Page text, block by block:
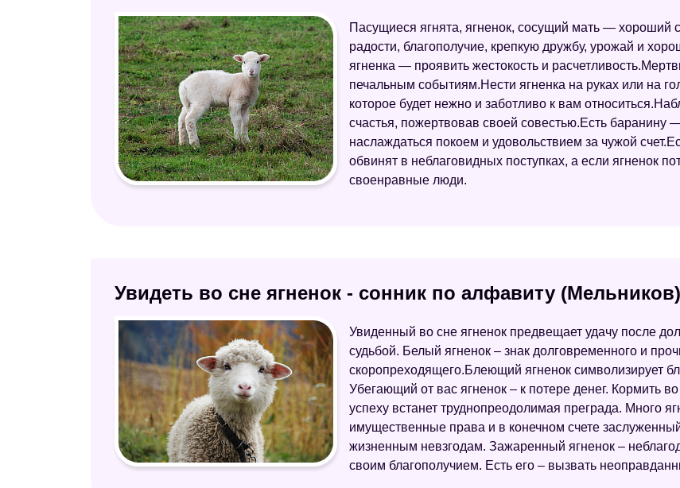
Пасущиеся ягнята, ягненок, сосущий мать — хороший
радости, благополучие, крепкую дружбу, урожай и
ягненка — проявить жестокость и
печальным событиям.Нести ягненка на руках или на
которое будет нежно и заботливо к вам
счастья, пожертвовав своей совестью.Есть баранину
наслаждаться покоем и удовольствием за чужой
обвинят в неблаговидных поступках, а если ягненок
своенравные люди.
Увидеть во сне ягненок - сонник по алфавиту (Мельников)
Увиденный во сне ягненок предвещает удачу после
судьбой. Белый ягненок – знак долговременного и
скоропреходящего.Блеющий ягненок символизирует
Убегающий от вас ягненок – к потере денег. Кормить
успеху встанет труднопреодолимая преграда. Много
имущественные права и в конечном счете
жизненным невзгодам. Зажаренный ягненок –
своим благополучием. Есть его – вызвать